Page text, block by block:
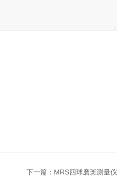
下一篇： MRS四球磨斑测量仪